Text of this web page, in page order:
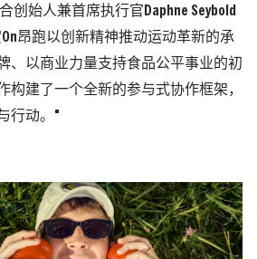
合创始人兼首席执行官Daphne Seybold
昂跑以创新精神推动运动革新的承
、以商业力量支持食品公平事业的初
构建了一个全新的参与式协作框架，
行动。"